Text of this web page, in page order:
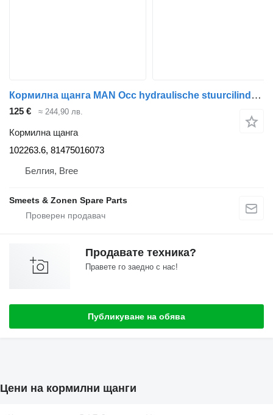
Кормилна щанга MAN Occ hydraulische stuurcilinder 102263.6 за камион
125 € ≈ 244,90 лв.
Кормилна щанга
102263.6, 81475016073
Белгия, Bree
Smeets & Zonen Spare Parts
Продавате техника?
Правете го заедно с нас!
Публикуване на обява
Цени на кормилни щанги